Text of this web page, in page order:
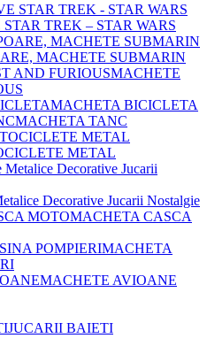
TREK – STAR WARS
MACHETE SUBMARIN
MACHETE
MACHETA BICICLETA
MACHETA TANC
METAL
Decorative Jucarii Nostalgie
MACHETA CASCA
MACHETA
MACHETE AVIOANE
JUCARII BAIETI